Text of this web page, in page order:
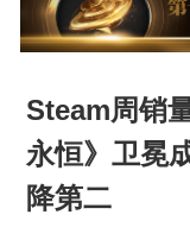
Steam周销
永恒》卫冕
降第二